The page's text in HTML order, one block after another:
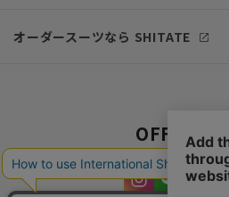
オーダースーツなら SHITATE
OFFICIAL